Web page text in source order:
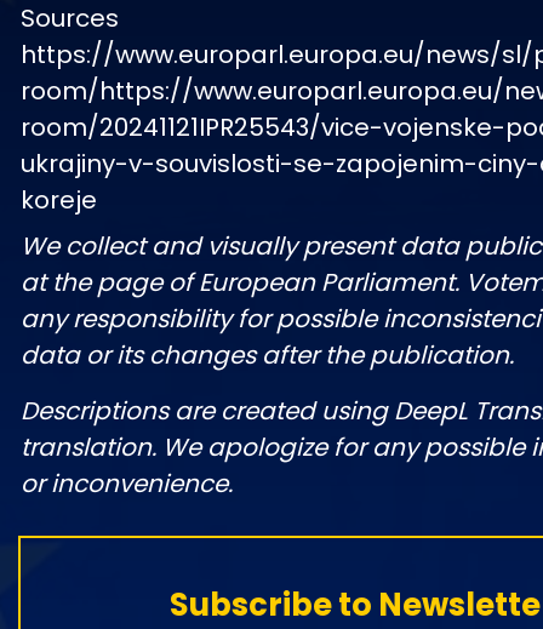
Sources
https://www.europarl.europa.eu/news/
room/https://www.europarl.europa.eu/
room/20241121IPR25543/vice-vojenske-
ukrajiny-v-souvislosti-se-zapojenim-
koreje
We collect and visually present data
at the page of European Parliament.
any responsibility for possible
data or its changes after the publication.
Descriptions are created using DeepL
translation. We apologize for any possible
or inconvenience.
Subscribe to